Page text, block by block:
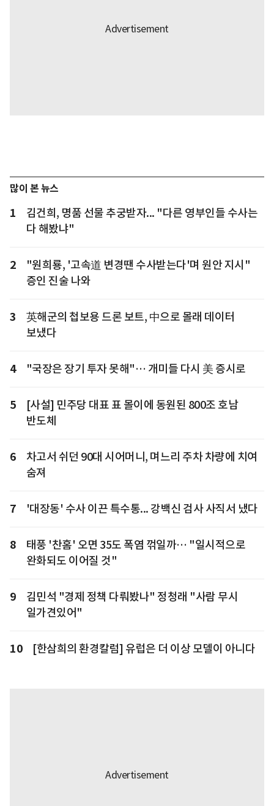
많이 본 뉴스
1
김건희, 명품 선물 추궁받자... "다른 영부인들 수사는
다 해봤냐"
2
"원희룡, '고속道 변경땐 수사받는다'며 원안 지시"
증인 진술 나와
3
英해군의 첩보용 드론 보트, 中으로 몰래 데이터
보냈다
4 "국장은 장기 투자 못해"… 개미들 다시 美 증시로
5
[사설] 민주당 대표 표 몰이에 동원된 800조 호남
반도체
6
차고서 쉬던 90대 시어머니, 며느리 주차 차량에 치여
숨져
7 '대장동' 수사 이끈 특수통... 강백신 검사 사직서 냈다
8
태풍 '찬홈' 오면 35도 폭염 꺾일까… "일시적으로
완화되도 이어질 것"
9
김민석 "경제 정책 다뤄봤나" 정청래 "사람 무시
일가견있어"
10 [한삼희의 환경칼럼] 유럽은 더 이상 모델이 아니다